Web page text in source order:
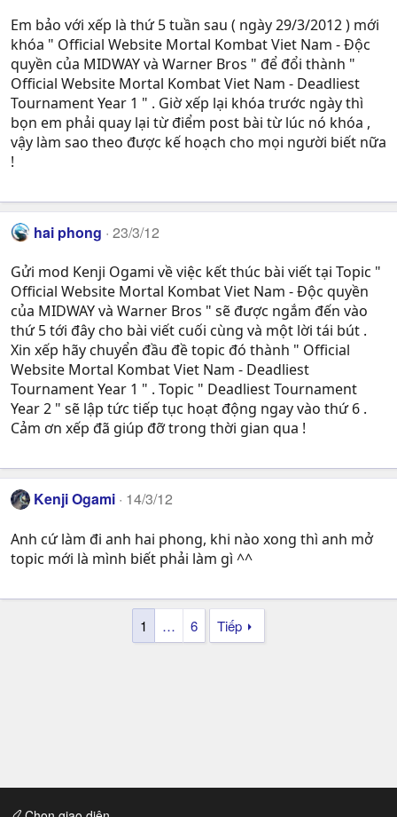
Em bảo với xếp là thứ 5 tuần sau ( ngày 29/3/2012 ) mới
khóa " Official Website Mortal Kombat Viet Nam - Độc
quyền của MIDWAY và Warner Bros " để đổi thành "
Official Website Mortal Kombat Viet Nam - Deadliest
Tournament Year 1 " . Giờ xếp lại khóa trước ngày thì
bọn em phải quay lại từ điểm post bài từ lúc nó khóa ,
vậy làm sao theo được kế hoạch cho mọi người biết nữa
!
hai phong 23/3/12
Gửi mod Kenji Ogami về việc kết thúc bài viết tại Topic "
Official Website Mortal Kombat Viet Nam - Độc quyền
của MIDWAY và Warner Bros " sẽ được ngắm đến vào
thứ 5 tới đây cho bài viết cuối cùng và một lời tái bút .
Xin xếp hãy chuyển đầu đề topic đó thành " Official
Website Mortal Kombat Viet Nam - Deadliest
Tournament Year 1 " . Topic " Deadliest Tournament
Year 2 " sẽ lập tức tiếp tục hoạt động ngay vào thứ 6 .
Cảm ơn xếp đã giúp đỡ trong thời gian qua !
Kenji Ogami 14/3/12
Anh cứ làm đi anh hai phong, khi nào xong thì anh mở
topic mới là mình biết phải làm gì ^^
1 … 6 Tiếp